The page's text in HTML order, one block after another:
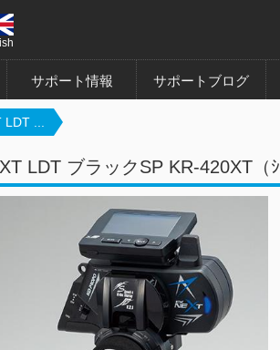
サポート情報 サポートブログ
...
LDT ブラックSP KR-420XT（